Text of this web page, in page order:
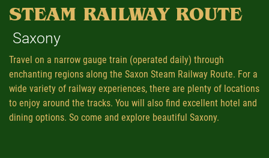
STEAM RAILWAY ROUTE
Saxony
Travel on a narrow gauge train (operated daily) through
enchanting regions along the Saxon Steam Railway Route. For a
wide variety of railway experiences, there are plenty of locations
to enjoy around the tracks. You will also find excellent hotel and
dining options. So come and explore beautiful Saxony.